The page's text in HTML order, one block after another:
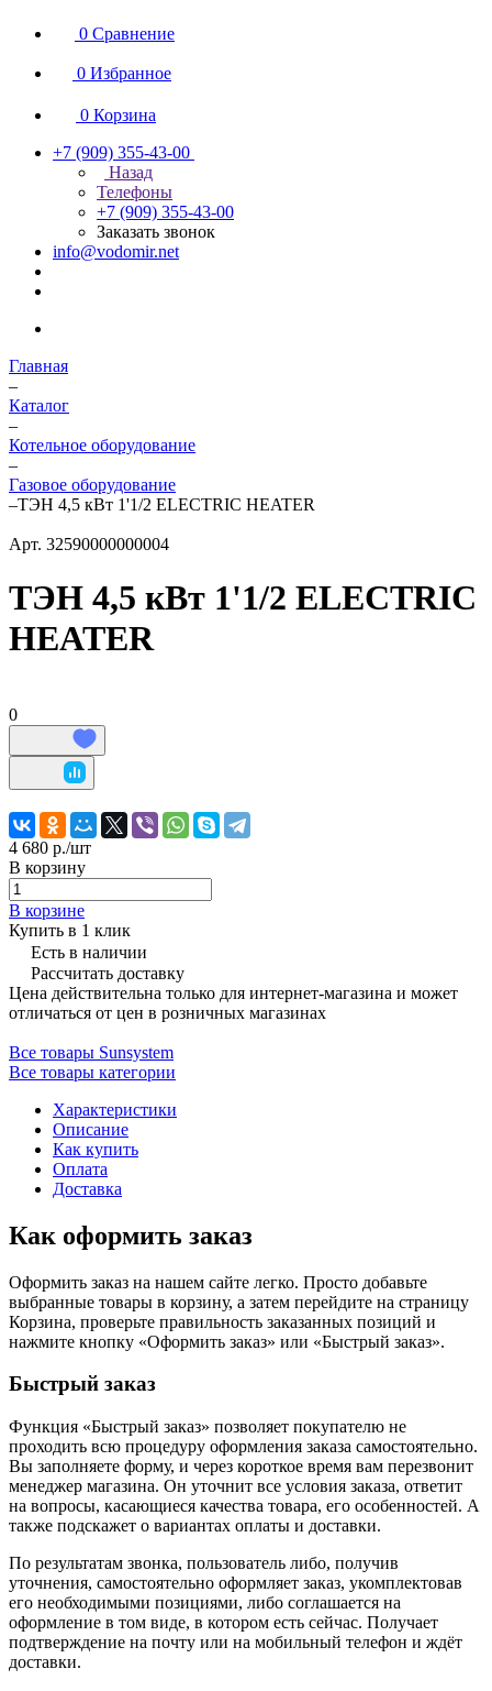
0 Сравнение
0 Избранное
0 Корзина
+7 (909) 355-43-00
Назад
Телефоны
+7 (909) 355-43-00
Заказать звонок
info@vodomir.net
Главная
–
Каталог
–
Котельное оборудование
–
Газовое оборудование
–ТЭН 4,5 кВт 1'1/2 ELECTRIC HEATER
Арт. 32590000000004
ТЭН 4,5 кВт 1'1/2 ELECTRIC
HEATER
0
4 680 р./шт
В корзину
В корзине
Купить в 1 клик
Есть в наличии
Рассчитать доставку
Цена действительна только для интернет-магазина и может
отличаться от цен в розничных магазинах
Все товары Sunsystem
Все товары категории
Характеристики
Описание
Как купить
Оплата
Доставка
Как оформить заказ
Оформить заказ на нашем сайте легко. Просто добавьте
выбранные товары в корзину, а затем перейдите на страницу
Корзина, проверьте правильность заказанных позиций и
нажмите кнопку «Оформить заказ» или «Быстрый заказ».
Быстрый заказ
Функция «Быстрый заказ» позволяет покупателю не
проходить всю процедуру оформления заказа самостоятельно.
Вы заполняете форму, и через короткое время вам перезвонит
менеджер магазина. Он уточнит все условия заказа, ответит
на вопросы, касающиеся качества товара, его особенностей. А
также подскажет о вариантах оплаты и доставки.
По результатам звонка, пользователь либо, получив
уточнения, самостоятельно оформляет заказ, укомплектовав
его необходимыми позициями, либо соглашается на
оформление в том виде, в котором есть сейчас. Получает
подтверждение на почту или на мобильный телефон и ждёт
доставки.